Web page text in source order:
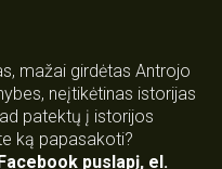
mažai girdėtas Antrojo
neįtikėtinas istorijas
patektų į istorijos
ką papasakoti?
puslapį, el.